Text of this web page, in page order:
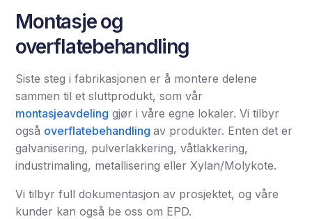
Montasje og
overflatebehandling
Siste steg i fabrikasjonen er å montere delene
sammen til et sluttprodukt, som vår
montasjeavdeling gjør i våre egne lokaler. Vi tilbyr
også overflatebehandlingav produkter. Enten det er
galvanisering, pulverlakkering, våtlakkering,
industrimaling, metallisering eller Xylan/Molykote.
Vi tilbyr full dokumentasjon av prosjektet, og våre
kunder kan også be oss om EPD.